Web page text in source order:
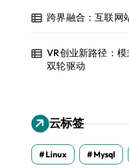
跨界融合：互联网
VR创业新路径：
双轮驱动
云标签
Linux Mysql